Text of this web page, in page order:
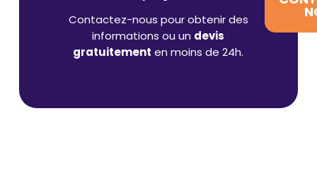
Contactez-nous pour obtenir des
informations ou un devis
gratuitement en moins de 24h.